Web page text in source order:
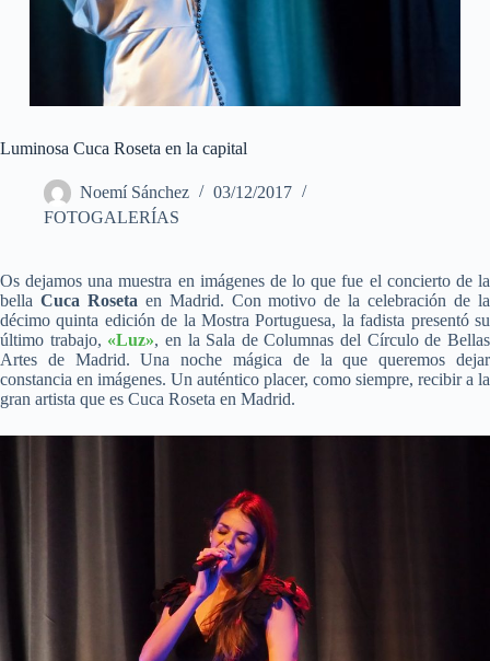
Luminosa Cuca Roseta en la capital
Noemí Sánchez
03/12/2017
FOTOGALERÍAS
Os dejamos una muestra en imágenes de lo que fue el concierto de la
bella Cuca Roseta en Madrid. Con motivo de la celebración de la
décimo quinta edición de la Mostra Portuguesa, la fadista presentó su
último trabajo, «Luz», en la Sala de Columnas del Círculo de Bellas
Artes de Madrid. Una noche mágica de la que queremos dejar
constancia en imágenes. Un auténtico placer, como siempre, recibir a la
gran artista que es Cuca Roseta en Madrid.